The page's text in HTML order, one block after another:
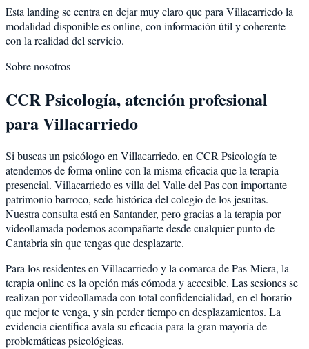
Esta landing se centra en dejar muy claro que para Villacarriedo la
modalidad disponible es online, con información útil y coherente
con la realidad del servicio.
Sobre nosotros
CCR Psicología, atención profesional
para Villacarriedo
Si buscas un psicólogo en Villacarriedo, en CCR Psicología te
atendemos de forma online con la misma eficacia que la terapia
presencial. Villacarriedo es villa del Valle del Pas con importante
patrimonio barroco, sede histórica del colegio de los jesuitas.
Nuestra consulta está en Santander, pero gracias a la terapia por
videollamada podemos acompañarte desde cualquier punto de
Cantabria sin que tengas que desplazarte.
Para los residentes en Villacarriedo y la comarca de Pas-Miera, la
terapia online es la opción más cómoda y accesible. Las sesiones se
realizan por videollamada con total confidencialidad, en el horario
que mejor te venga, y sin perder tiempo en desplazamientos. La
evidencia científica avala su eficacia para la gran mayoría de
problemáticas psicológicas.